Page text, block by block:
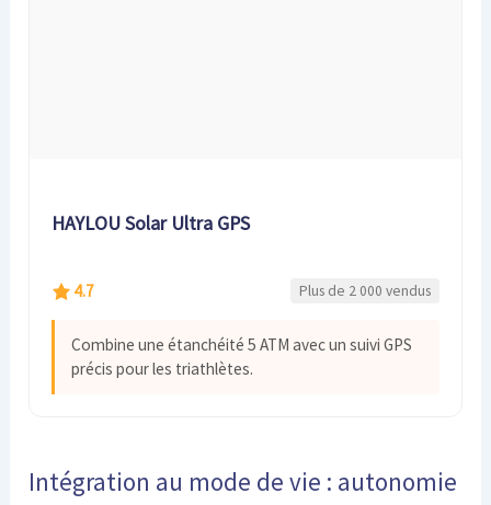
HAYLOU Solar Ultra GPS
4.7 Plus de 2 000 vendus
Combine une étanchéité 5 ATM avec un suivi GPS
précis pour les triathlètes.
Intégration au mode de vie : autonomie